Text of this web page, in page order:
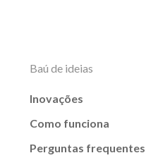
Baú de ideias
Inovações
Como funciona
Perguntas frequentes